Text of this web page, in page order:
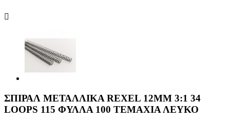
ΣΠΙΡΑΛ ΜΕΤΑΛΛΙΚΑ REXEL 12MM 3:1 34
LOOPS 115 ΦΥΛΛΑ 100 ΤΕΜΑΧΙΑ ΛΕΥΚΟ